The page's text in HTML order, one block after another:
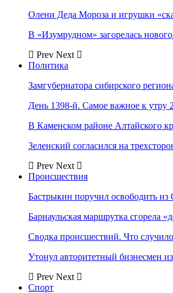
Олени Деда Мороза и игрушки
В «Изумрудном» загорелась
Prev Next
Политика
Замгубернатора сибирского
День 1398-й. Самое важное к утру
В Каменском районе Алтайского
Зеленский согласился на
Prev Next
Происшествия
Бастрыкин поручил освободить
Барнаульская маршрутка сгорела
Сводка происшествий. Что
Утонул авторитетный бизнесмен
Prev Next
Спорт